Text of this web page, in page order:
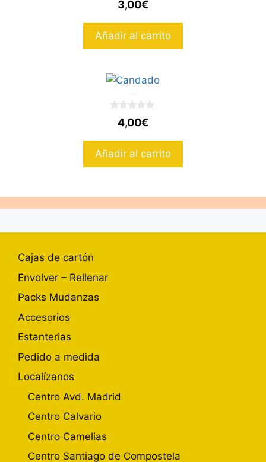
5
3,00€
Añadir al carrito
5
4,00€
Añadir al carrito
Cajas de cartón
Envolver – Rellenar
Packs Mudanzas
Accesorios
Estanterias
Pedido a medida
Localízanos
Centro Avd. Madrid
Centro Calvario
Centro Camelias
Centro Santiago de Compostela